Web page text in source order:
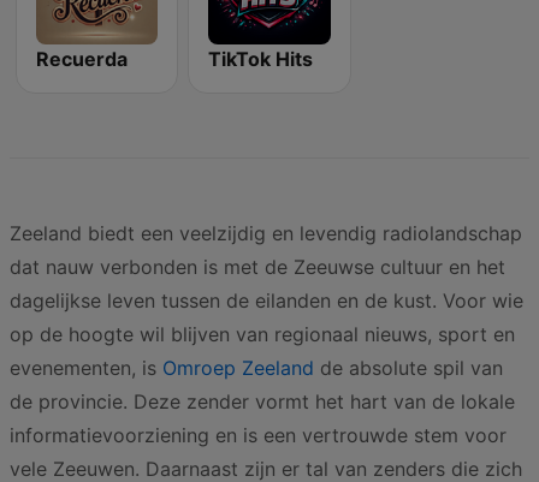
Recuerda TikTok Hits
Zeeland biedt een veelzijdig en levendig radiolandschap
dat nauw verbonden is met de Zeeuwse cultuur en het
dagelijkse leven tussen de eilanden en de kust. Voor wie
op de hoogte wil blijven van regionaal nieuws, sport en
evenementen, is Omroep Zeeland de absolute spil van
de provincie. Deze zender vormt het hart van de lokale
informatievoorziening en is een vertrouwde stem voor
vele Zeeuwen. Daarnaast zijn er tal van zenders die zich